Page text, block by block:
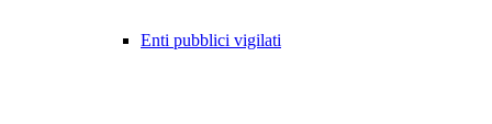
Enti pubblici vigilati